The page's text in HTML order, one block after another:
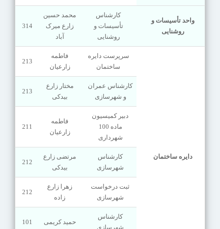
واحد تأسیسات و
روشنایی
کارشناس
تأسیسات و
روشنایی
محمد حسین
زارع میرک
آباد
314
دایره ساختمان
سرپرست دایره
ساختمان
فاطمه
زارعیان
213
کارشناس عمران
و شهرسازی
مختار زارع
بیدکی
213
دبیر کمیسیون
ماده 100
شهرداری
فاطمه
زارعیان
211
کارشناس
شهرسازی
مرتضی زارع
بیدکی
212
ثبت درخواست
شهرسازی
زهرا زارع
زاده
212
کارشناس
شهرسازی
حمید کریمی 101